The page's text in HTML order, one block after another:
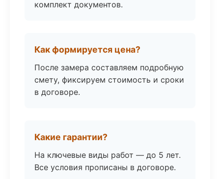
комплект документов.
Как формируется цена?
После замера составляем подробную
смету, фиксируем стоимость и сроки
в договоре.
Какие гарантии?
На ключевые виды работ — до 5 лет.
Все условия прописаны в договоре.